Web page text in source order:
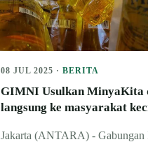
08 JUL 2025 · BERITA
GIMNI Usulkan MinyaKita
langsung ke masyarakat
Jakarta (ANTARA) -